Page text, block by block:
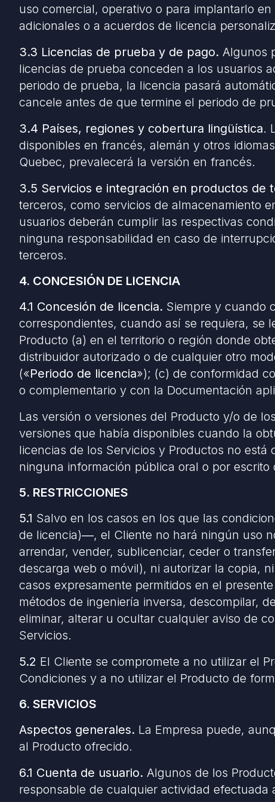
uso comercial, operativo o para implantarlo
adicionales o a acuerdos de licencia
3.3 Licencias de prueba y de pago. Algunos
licencias de prueba conceden a los usuarios
periodo de prueba, la licencia pasará
cancele antes de que termine el periodo de
3.4 Países, regiones y cobertura lingüística.
disponibles en francés, alemán y otros
Quebec, prevalecerá la versión en francés.
3.5 Servicios e integración en productos de
terceros, como servicios de almacenamiento
usuarios deberán cumplir las respectivas
ninguna responsabilidad en caso de
terceros.
4. CONCESIÓN DE LICENCIA
4.1 Concesión de licencia. Siempre y cuando
correspondientes, cuando así se requiera, se
Producto (a) en el territorio o región donde
distribuidor autorizado o de cualquier otro
(«Periodo de licencia»); (c) de conformidad
o complementario y con la Documentación
Las versión o versiones del Producto y/o de
versiones que había disponibles cuando la
licencias de los Servicios y Productos no
ninguna información pública oral o por
5. RESTRICCIONES
5.1 Salvo en los casos en los que las
de licencia)―, el Cliente no hará ningún uso
arrendar, vender, sublicenciar, ceder o
descarga web o móvil), ni autorizar la copia,
casos expresamente permitidos en el
métodos de ingeniería inversa, descompilar,
eliminar, alterar u ocultar cualquier aviso de
Servicios.
5.2 El Cliente se compromete a no utilizar el
Condiciones y a no utilizar el Producto de
6. SERVICIOS
Aspectos generales. La Empresa puede,
al Producto ofrecido.
6.1 Cuenta de usuario. Algunos de los
responsable de cualquier actividad